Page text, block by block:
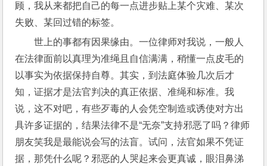
顾，我从来都把自己的每一点进步贴上某个灾难、某次
失败、某回过错的标签。
世上的事都有因果缘由。一位律师对我说，一般人
在法律面前以真理为准绳且自信满满，稍懂一点皮毛的
以事实为依据保持自尊。其实，到法庭体验几次后才
知，证据才是法官判决的真正依据、准绳和标准。我
说，这不对吧，有些歹毒的人会凭空制造或诱使对方出
具许多证据的，结果法律不是“无奈”支持邪恶了吗？律师
朋友笑我是最能说会写的法盲。试问，法官如果不凭证
据，那凭什么呢？邪恶的人哭起来会更真诚，眼泪鼻涕